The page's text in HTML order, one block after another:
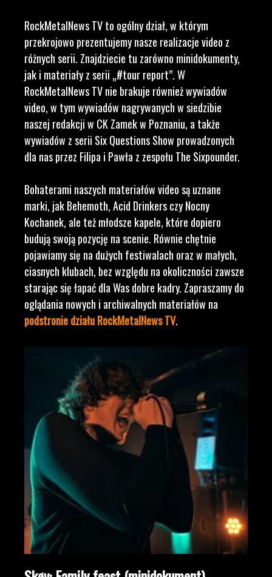
RockMetalNews TV to ogólny dział, w którym
przekrojowo prezentujemy nasze realizacje video z
różnych serii. Znajdziecie tu zarówno minidokumenty,
jak i materiały z serii „#tour report”. W
RockMetalNews TV nie brakuje również wywiadów
video, w tym wywiadów nagrywanych w siedzibie
naszej redakcji w CK Zamek w Poznaniu, a także
wywiadów z serii Six Questions Show prowadzonych
dla nas przez Filipa i Pawła z zespołu The Sixpounder.
Bohaterami naszych materiałów video są uznane
marki, jak Behemoth, Acid Drinkers czy Nocny
Kochanek, ale też młodsze kapele, które dopiero
budują swoją pozycję na scenie. Równie chętnie
pojawiamy się na dużych festiwalach oraz w małych,
ciasnych klubach, bez względu na okoliczności zawsze
starając się łapać dla Was dobre kadry. Zapraszamy do
oglądania nowych i archiwalnych materiałów na
podstronie działu RockMetalNews TV.